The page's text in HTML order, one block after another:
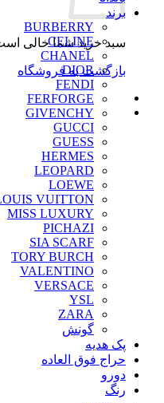
سبد خرید شما خالی
بازگشت به فروشگاه
برند
BURBERRY
CELINE
CHANEL
DIOR
FENDI
FERFORGE
GIVENCHY
GUCCI
GUESS
HERMES
LEOPARD
LOEWE
VUITTON
MISS LUXURY
PICHAZI
SIA SCARF
TORY BURCH
VALENTINO
VERSACE
YSL
ZARA
گونش
پک هدیه
حراج فوق العاده
دورو
رنگ